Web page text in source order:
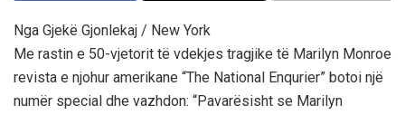
Nga Gjekё Gjonlekaj / New York
Me rastin e 50-vjetorit tё vdekjes tragjike tё Marilyn Monroe
revista e njohur amerikane “The National Enqurier” botoi njё
numёr special dhe vazhdon: “Pavarёsisht se Marilyn